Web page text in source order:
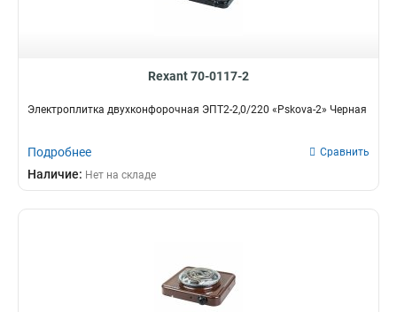
Rexant 70-0117-2
Электроплитка двухконфорочная ЭПТ2-2,0/220 «Pskova-2» Черная
Подробнее Сравнить
Наличие: Нет на складе